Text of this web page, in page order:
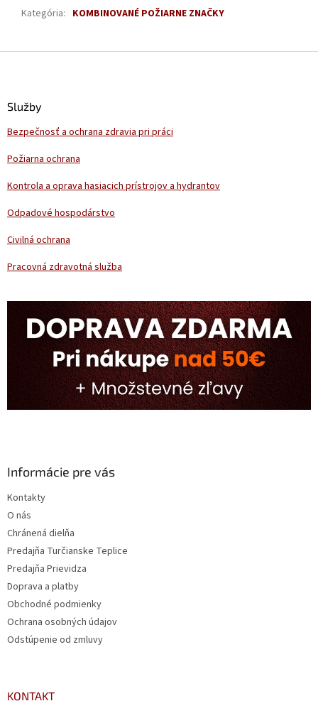
Kategória: KOMBINOVANÉ POŽIARNE ZNAČKY
Služby
Bezpečnosť a ochrana zdravia pri práci
Požiarna ochrana
Kontrola a oprava hasiacich prístrojov a hydrantov
Odpadové hospodárstvo
Civilná ochrana
Pracovná zdravotná služba
Informácie pre vás
Kontakty
O nás
Chránená dielňa
Predajňa Turčianske Teplice
Predajňa Prievidza
Doprava a platby
Obchodné podmienky
Ochrana osobných údajov
Odstúpenie od zmluvy
KONTAKT